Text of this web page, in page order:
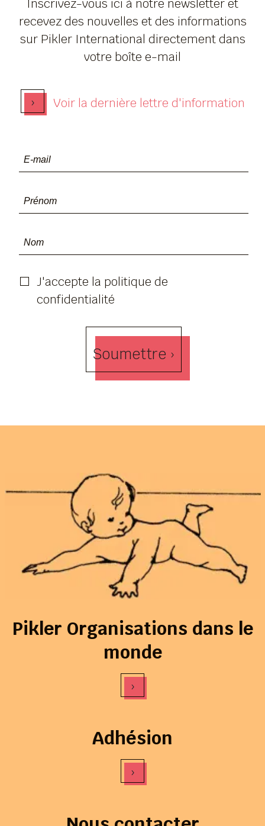
Inscrivez-vous ici à notre newsletter et
recevez des nouvelles et des informations
sur Pikler International directement dans
votre boîte e-mail
› Voir la dernière lettre d'information
J'accepte la politique de
confidentialité
Soumettre ›
Pikler Organisations dans le
monde
›
Adhésion
›